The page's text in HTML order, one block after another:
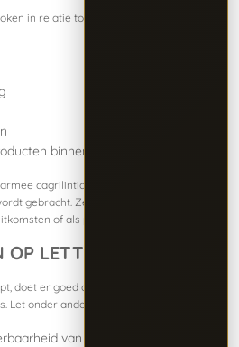
in relatie tot:
binnen de afslankcategorie
cagrilintide in studies en
gebracht. Ze mogen niet worden
of als persoonlijk gebruiksadvies.
LETTEN?
doet er goed aan verder te kijken dan
Let onder andere op:
van het product